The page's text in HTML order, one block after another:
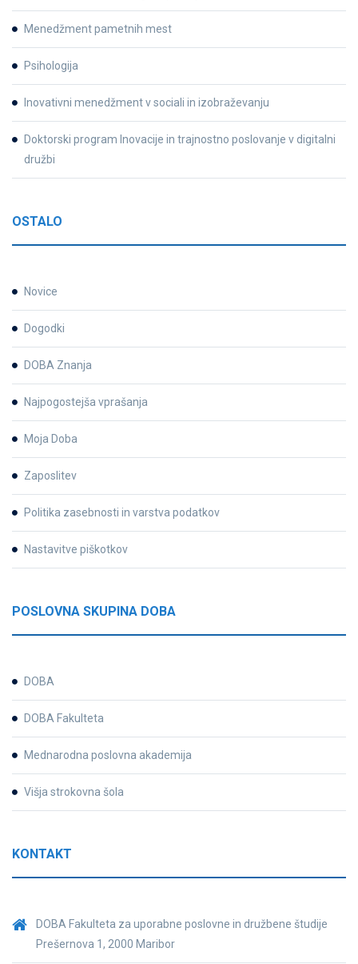
Menedžment pametnih mest
Psihologija
Inovativni menedžment v sociali in izobraževanju
Doktorski program Inovacije in trajnostno poslovanje v digitalni
družbi
OSTALO
Novice
Dogodki
DOBA Znanja
Najpogostejša vprašanja
Moja Doba
Zaposlitev
Politika zasebnosti in varstva podatkov
Nastavitve piškotkov
POSLOVNA SKUPINA DOBA
DOBA
DOBA Fakulteta
Mednarodna poslovna akademija
Višja strokovna šola
KONTAKT
DOBA Fakulteta za uporabne poslovne in družbene študije
Prešernova 1, 2000 Maribor